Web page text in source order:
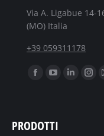
Via A. Ligabue 14-
(MO) Italia
+39 059311178
Ci puoi trovare su:
Facebook
in
YouTube
in
Linkedin
PRODOTTI